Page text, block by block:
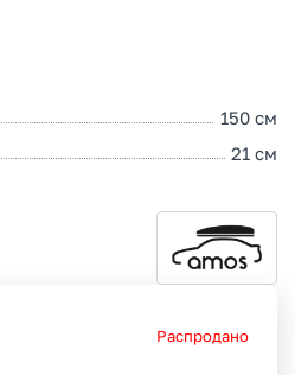
150 см
21 см
Распродано